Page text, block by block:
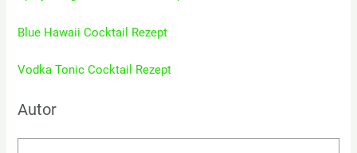
Blue Hawaii Cocktail Rezept
Vodka Tonic Cocktail Rezept
Autor